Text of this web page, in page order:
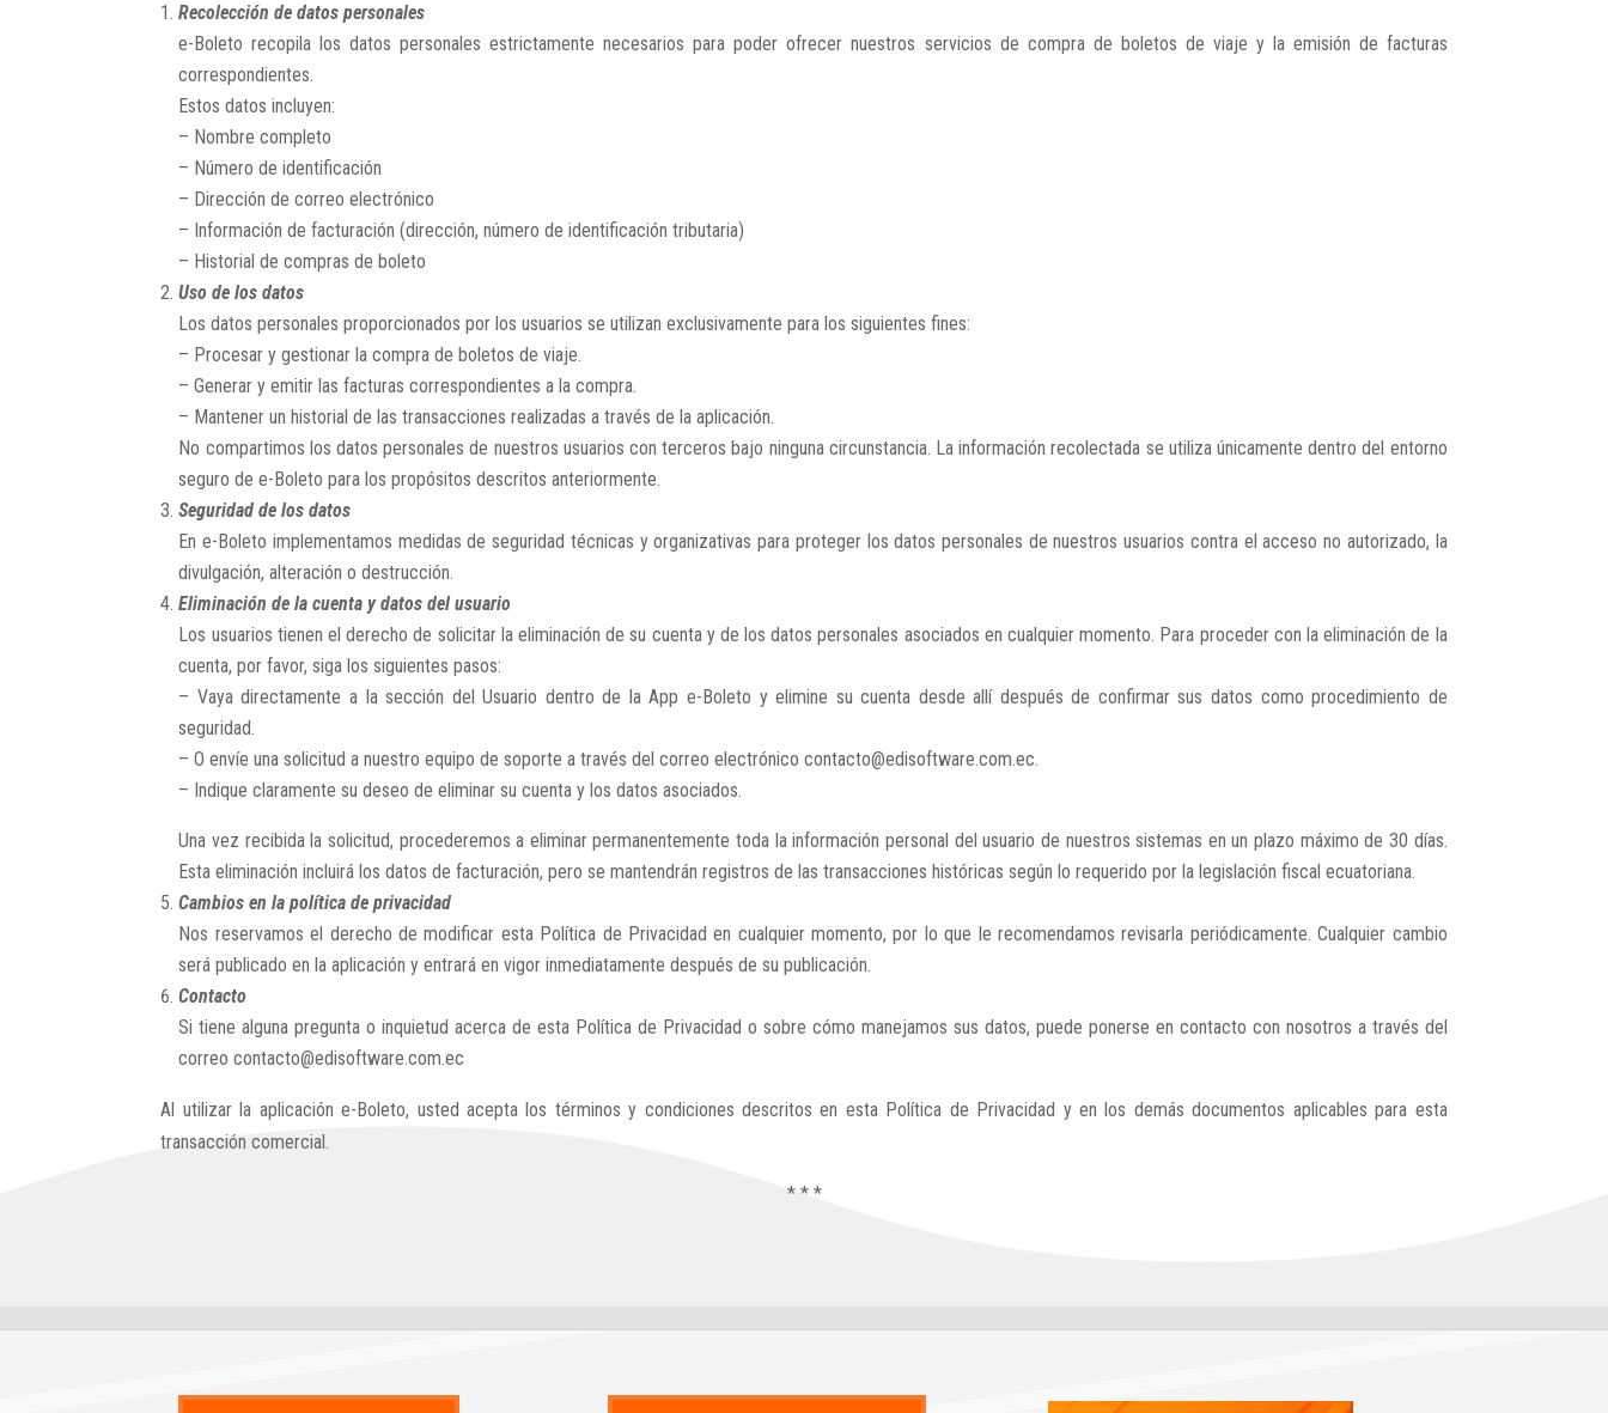
Recolección de datos personales
e-Boleto recopila los datos personales estrictamente necesarios para poder ofrecer nuestros servicios de compra de boletos de viaje y la emisión de facturas
correspondientes.
Estos datos incluyen:
– Nombre completo
– Número de identificación
– Dirección de correo electrónico
– Información de facturación (dirección, número de identificación tributaria)
– Historial de compras de boleto
Uso de los datos
Los datos personales proporcionados por los usuarios se utilizan exclusivamente para los siguientes fines:
– Procesar y gestionar la compra de boletos de viaje.
– Generar y emitir las facturas correspondientes a la compra.
– Mantener un historial de las transacciones realizadas a través de la aplicación.
No compartimos los datos personales de nuestros usuarios con terceros bajo ninguna circunstancia. La información recolectada se utiliza únicamente dentro del entorno
seguro de e-Boleto para los propósitos descritos anteriormente.
Seguridad de los datos
En e-Boleto implementamos medidas de seguridad técnicas y organizativas para proteger los datos personales de nuestros usuarios contra el acceso no autorizado, la
divulgación, alteración o destrucción.
Eliminación de la cuenta y datos del usuario
Los usuarios tienen el derecho de solicitar la eliminación de su cuenta y de los datos personales asociados en cualquier momento. Para proceder con la eliminación de la
cuenta, por favor, siga los siguientes pasos:
– Vaya directamente a la sección del Usuario dentro de la App e-Boleto y elimine su cuenta desde allí después de confirmar sus datos como procedimiento de
seguridad.
– O envíe una solicitud a nuestro equipo de soporte a través del correo electrónico contacto@edisoftware.com.ec.
– Indique claramente su deseo de eliminar su cuenta y los datos asociados.
Una vez recibida la solicitud, procederemos a eliminar permanentemente toda la información personal del usuario de nuestros sistemas en un plazo máximo de 30 días.
Esta eliminación incluirá los datos de facturación, pero se mantendrán registros de las transacciones históricas según lo requerido por la legislación fiscal ecuatoriana.
Cambios en la política de privacidad
Nos reservamos el derecho de modificar esta Política de Privacidad en cualquier momento, por lo que le recomendamos revisarla periódicamente. Cualquier cambio
será publicado en la aplicación y entrará en vigor inmediatamente después de su publicación.
Contacto
Si tiene alguna pregunta o inquietud acerca de esta Política de Privacidad o sobre cómo manejamos sus datos, puede ponerse en contacto con nosotros a través del
correo contacto@edisoftware.com.ec
Al utilizar la aplicación e-Boleto, usted acepta los términos y condiciones descritos en esta Política de Privacidad y en los demás documentos aplicables para esta
transacción comercial.
* * *